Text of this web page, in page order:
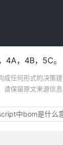
4A，4B，5C。
任何形式的决策
保留原文来源信
中bom是什么